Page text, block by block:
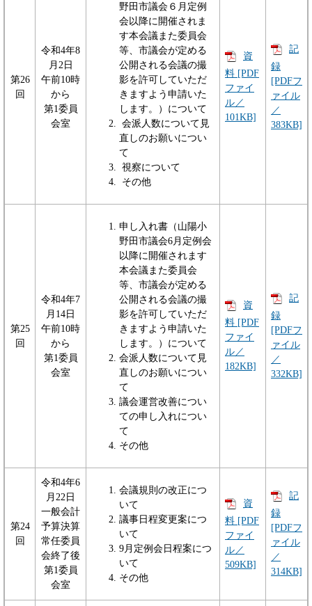
第26
回
令和4年8
月2日
午前10時
から
第1委員
会室
野田市議会６月定例
会以降に開催されま
す本会議また委員会
等、市議会が定める
公開される会議の撮
影を許可していただ
きますよう申請いた
します。）について
会派人数について見
直しのお願いについ
て
視察について
その他
資
料 [PDF
ファイ
ル／
101KB]
記
録
[PDFフ
ァイル
／
383KB]
第25
回
令和4年7
月14日
午前10時
から
第1委員
会室
申し入れ書（山陽小
野田市議会6月定例会
以降に開催されます
本会議また委員会
等、市議会が定める
公開される会議の撮
影を許可していただ
きますよう申請いた
します。）について
会派人数について見
直しのお願いについ
て
議会運営改善につい
ての申し入れについ
て
その他
資
料 [PDF
ファイ
ル／
182KB]
記
録
[PDFフ
ァイル
／
332KB]
第24
回
令和4年6
月22日
一般会計
予算決算
常任委員
会終了後
第1委員
会室
会議規則の改正につ
いて
議事日程変更案につ
いて
9月定例会日程案につ
いて
その他
資
料 [PDF
ファイ
ル／
509KB]
記
録
[PDFフ
ァイル
／
314KB]